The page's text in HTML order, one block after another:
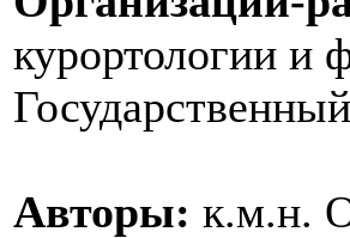
курортологии и
Авторы: к.м.н.